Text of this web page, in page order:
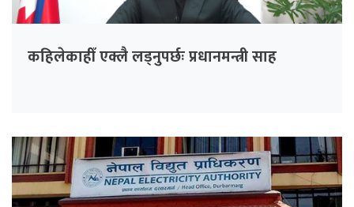
कहिलेकाहीँ एक्लै लड्नुपर्छः प्रधानमन्त्री साह